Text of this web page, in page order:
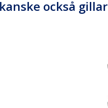
också gillar